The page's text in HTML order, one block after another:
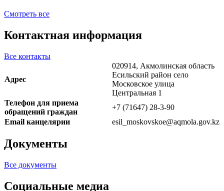
Смотреть все
Контактная информация
Все контакты
Адрес
020914, Акмолинская область
Есильский район село
Московское улица
Центральная 1
Телефон для приема
обращений граждан
+7 (71647) 28-3-90
Email канцелярии
esil_moskovskoe@aqmola.gov.kz
Документы
Все документы
Социальные медиа